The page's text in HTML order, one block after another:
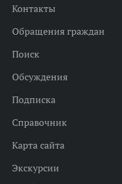
Контакты
Обращения граждан
Поиск
Обсуждения
Подписка
Справочник
Карта сайта
Экскурсии